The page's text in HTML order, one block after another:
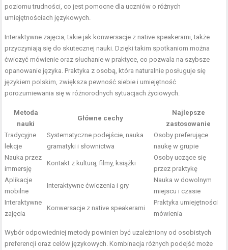
poziomu trudności, co jest pomocne dla uczniów o różnych
umiejętnościach językowych.
Interaktywne zajęcia, takie jak konwersacje z native speakerami, także
przyczyniają się do skutecznej nauki. Dzięki takim spotkaniom można
ćwiczyć mówienie oraz słuchanie w praktyce, co pozwala na szybsze
opanowanie języka. Praktyka z osobą, która naturalnie posługuje się
językiem polskim, zwiększa pewność siebie i umiejętność
porozumiewania się w różnorodnych sytuacjach życiowych.
Metoda
nauki
Główne cechy
Najlepsze
zastosowanie
Tradycyjne
lekcje
Systematyczne podejście, nauka
gramatyki i słownictwa
Osoby preferujące
naukę w grupie
Nauka przez
immersję
Kontakt z kulturą, filmy, książki
Osoby uczące się
przez praktykę
Aplikacje
mobilne
Interaktywne ćwiczenia i gry
Nauka w dowolnym
miejscu i czasie
Interaktywne
zajęcia
Konwersacje z native speakerami
Praktyka umiejętności
mówienia
Wybór odpowiedniej metody powinien być uzależniony od osobistych
preferencji oraz celów językowych. Kombinacja różnych podejść może